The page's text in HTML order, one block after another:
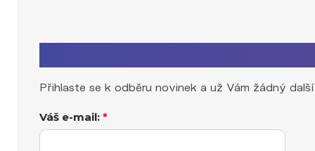
Přihlaste se k odběru novinek a už Vám žádný